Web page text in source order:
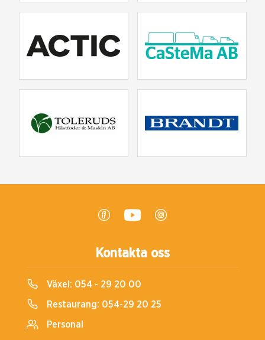
Kontakta oss
Växel: 054 - 29 20 00
Restaurang: 054-29 20 25
Personal